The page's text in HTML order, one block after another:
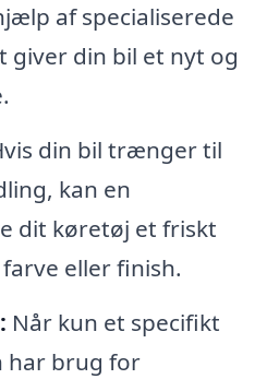
af specialiserede
giver din bil et nyt og
din bil trænger til
kan en
dit køretøj et friskt
eller finish.
Når kun et specifikt
har brug for